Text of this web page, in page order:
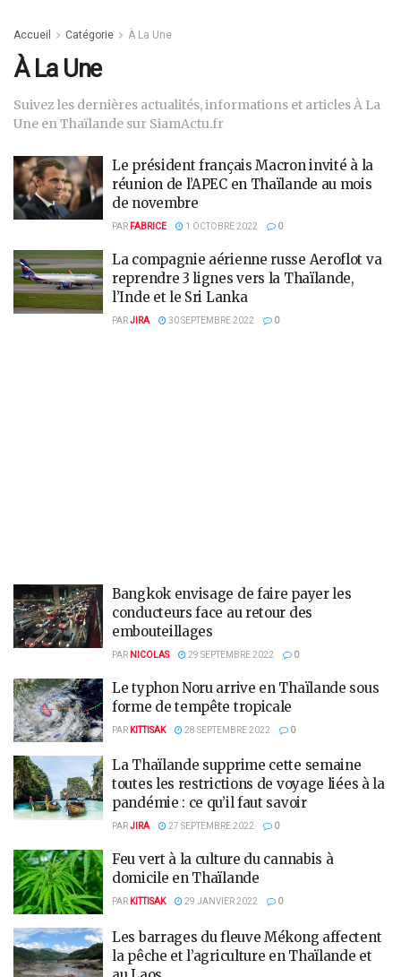
Accueil Catégorie À La Une
À La Une
Suivez les dernières actualités, informations et articles À La
Une en Thaïlande sur SiamActu.fr
Le président français Macron invité à la
réunion de l’APEC en Thaïlande au mois
de novembre
PAR FABRICE 1 OCTOBRE 2022 0
La compagnie aérienne russe Aeroflot va
reprendre 3 lignes vers la Thaïlande,
l’Inde et le Sri Lanka
PARJIRA 30 SEPTEMBRE 2022 0
Bangkok envisage de faire payer les
conducteurs face au retour des
embouteillages
PAR NICOLAS 29 SEPTEMBRE 2022 0
Le typhon Noru arrive en Thaïlande sous
forme de tempête tropicale
PAR KITTISAK 28 SEPTEMBRE 2022 0
La Thaïlande supprime cette semaine
toutes les restrictions de voyage liées à la
pandémie : ce qu’il faut savoir
PARJIRA 27 SEPTEMBRE 2022 0
Feu vert à la culture du cannabis à
domicile en Thaïlande
PAR KITTISAK 29 JANVIER 2022 0
Les barrages du fleuve Mékong affectent
la pêche et l’agriculture en Thaïlande et